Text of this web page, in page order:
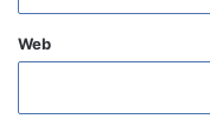
Web